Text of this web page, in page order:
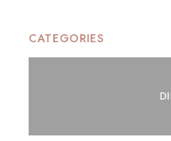
CATEGORIES